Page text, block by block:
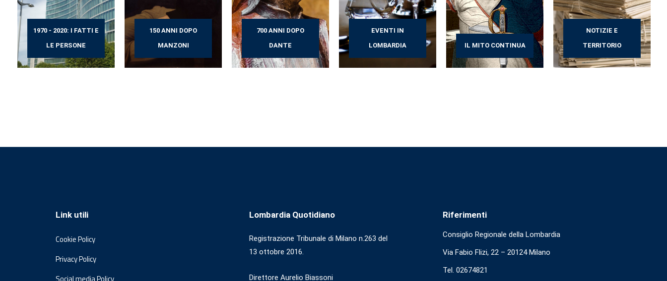
1970 - 2020: I FATTI E
LE PERSONE
150 ANNI DOPO
MANZONI
700 ANNI DOPO
DANTE
EVENTI IN
LOMBARDIA
IL MITO CONTINUA
NOTIZIE E
TERRITORIO
Link utili
Cookie Policy
Privacy Policy
Lombardia Quotidiano
Registrazione Tribunale di Milano n.263 del
13 ottobre 2016.
Direttore Aurelio Biassoni
Riferimenti
Consiglio Regionale della Lombardia
Via Fabio Flizi, 22 – 20124 Milano
Tel. 02674821